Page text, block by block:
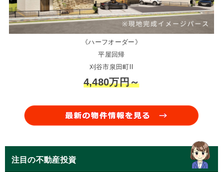
《ハーフオーダー》
平屋回帰
刈谷市泉田町II
4,480万円～
注目の不動産投資